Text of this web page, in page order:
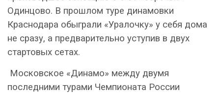
Одинцово. В прошлом туре динамовки
Краснодара обыграли «Уралочку» у себя дома
не сразу, а предварительно уступив в двух
стартовых сетах.
Московское «Динамо» между двумя
последними турами Чемпионата России